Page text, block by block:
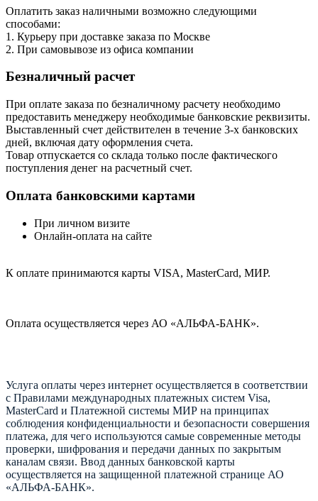
Оплатить заказ наличными возможно следующими
способами:
1. Курьеру при доставке заказа по Москве
2. При самовывозе из офиса компании
Безналичный расчет
При оплате заказа по безналичному расчету необходимо
предоставить менеджеру необходимые банковские реквизиты.
Выставленный счет действителен в течение 3-х банковских
дней, включая дату оформления cчета.
Товар отпускается со склада только после фактического
поступления денег на расчетный счет.
Оплата банковскими картами
При личном визите
Онлайн-оплата на сайте
К оплате принимаются карты VISA, MasterCard, МИР.
Оплата осуществляется через АО «АЛЬФА-БАНК».
Услуга оплаты через интернет осуществляется в соответствии
с Правилами международных платежных систем Visa,
MasterCard и Платежной системы МИР на принципах
соблюдения конфиденциальности и безопасности совершения
платежа, для чего используются самые современные методы
проверки, шифрования и передачи данных по закрытым
каналам связи. Ввод данных банковской карты
осуществляется на защищенной платежной странице АО
«АЛЬФА-БАНК».